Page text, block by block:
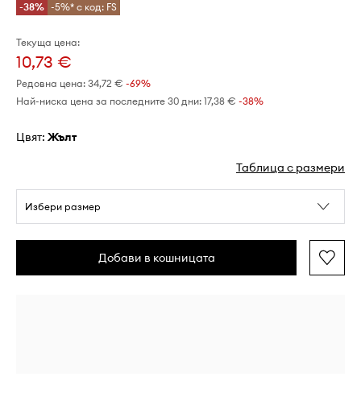
-38% -5%* с код: FS
Текуща цена:
10,73 €
Редовна цена: 34,72 € -69%
Най-ниска цена за последните 30 дни: 17,38 € -38%
Цвят: жълт
Таблица с размери
Избери размер
Добави в кошницата